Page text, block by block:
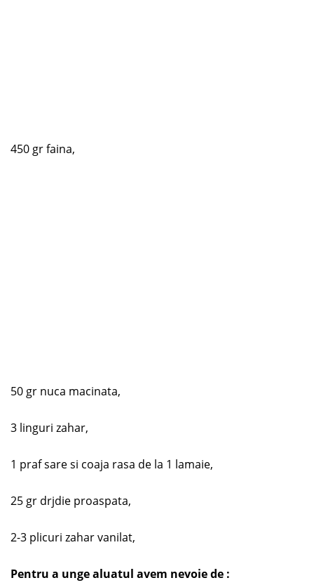
450 gr faina,
50 gr nuca macinata,
3 linguri zahar,
1 praf sare si coaja rasa de la 1 lamaie,
25 gr drjdie proaspata,
2-3 plicuri zahar vanilat,
Pentru a unge aluatul avem nevoie de :